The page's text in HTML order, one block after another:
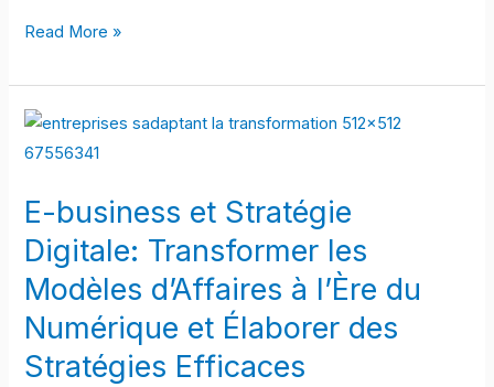
Read More »
E-business et Stratégie
Digitale: Transformer les
Modèles d’Affaires à l’Ère du
Numérique et Élaborer des
Stratégies Efficaces
E-
business
Stratégie
Digitale:
Transformer
les
Modèles
d’Affaires